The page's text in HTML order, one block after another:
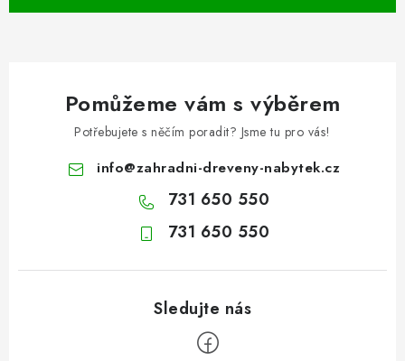
Pomůžeme vám s výběrem
Potřebujete s něčím poradit? Jsme tu pro vás!
info@zahradni-dreveny-nabytek.cz
731 650 550
731 650 550